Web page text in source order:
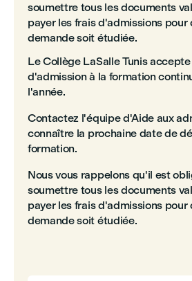
soumettre tous les documents
payer les frais d'admissions pour
demande soit étudiée.
Le Collège LaSalle Tunis
d'admission à la formation
l'année.
Contactez l'équipe d'Aide aux
connaître la prochaine date de
formation.
Nous vous rappelons qu'il est
soumettre tous les documents
payer les frais d'admissions pour
demande soit étudiée.